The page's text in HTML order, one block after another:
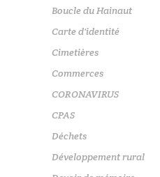
Boucle du Hainaut
Carte d'identité
Cimetières
Commerces
CORONAVIRUS
CPAS
Déchets
Développement rural